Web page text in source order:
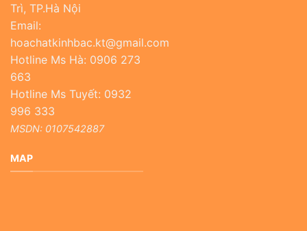
Trì, TP.Hà Nội
Email:
hoachatkinhbac.kt@gmail.com
Hotline Ms Hà: 0906 273
663
Hotline Ms Tuyết: 0932
996 333
MSDN: 0107542887
MAP